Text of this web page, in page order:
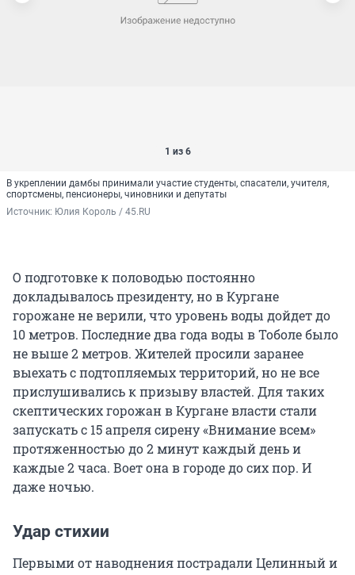
1 из 6
В укреплении дамбы принимали участие студенты, спасатели, учителя,
спортсмены, пенсионеры, чиновники и депутаты
Источник: Юлия Король / 45.RU
О подготовке к половодью постоянно
докладывалось президенту, но в Кургане
горожане не верили, что уровень воды дойдет до
10 метров. Последние два года воды в Тоболе было
не выше 2 метров. Жителей просили заранее
выехать с подтопляемых территорий, но не все
прислушивались к призыву властей. Для таких
скептических горожан в Кургане власти стали
запускать с 15 апреля сирену «Внимание всем»
протяженностью до 2 минут каждый день и
каждые 2 часа. Воет она в городе до сих пор. И
даже ночью.
Удар стихии
Первыми от наводнения пострадали Целинный и